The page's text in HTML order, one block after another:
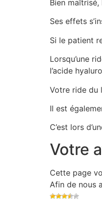
Bien
Ses effets
Si le patient
Lorsqu’une
l’acide
Votre ride du
Il est
C’est lors
Votre
Cette page
Afin de nous